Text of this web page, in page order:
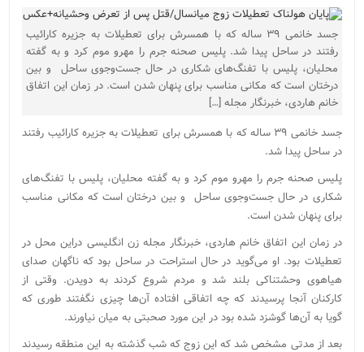
جسد خانمی ۳۹ ساله که با همسرش برای تعطیلات به جزیره کارائیب
رفتند در ساحل پیدا شد. پلیس صحنه جرم را مهرو موم کرد و به گفته
محلیان، پلیس‌ با تفنگ‌های شکاری در حال جست‌وجوی ساحل و بین
درختان است که مکانی مناسب برای پنهان شدن است. در زمان این اتفاق
خانم هاردی، خبرنگار مجله […]
جسد خانمی ۳۹ ساله که با همسرش برای تعطیلات به جزیره کارائیب رفتند
در ساحل پیدا شد.
پلیس صحنه جرم را مهرو موم کرد و به گفته محلیان، پلیس‌ با تفنگ‌های
شکاری در حال جست‌وجوی ساحل و بین درختان است که مکانی مناسب
برای پنهان شدن است.
در زمان این اتفاق خانم هاردی، خبرنگار مجله زن انگلیسی دراین محل در
تعطیلات بود. او می‌گوید در حال استراحت در ساحل بود که ناگهان صدای
هیاهوی وحشتناکی بلند شد و مردم شروع کردند به دویدن. وقتی از
کارکنان آنجا پرسیدند که چه اتفاقی افتاده آن‌ها چیزی نگفتند طوری که
گویا به آن‌ها گوشزد شده بود در این مورد صحبتی به میان نیاورند.
بعد از مدتی مشخص شد که این زوج که شب گذشته به این منطقه رسیدند